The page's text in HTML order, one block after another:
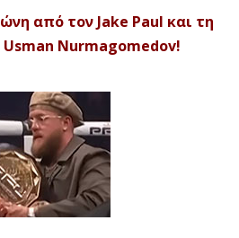
από τον Jake Paul και τη
Usman Nurmagomedov!